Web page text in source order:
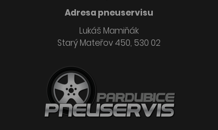
Adresa pneuservisu
Lukáš Mamiňák
Starý Mateřov 450, 530 02